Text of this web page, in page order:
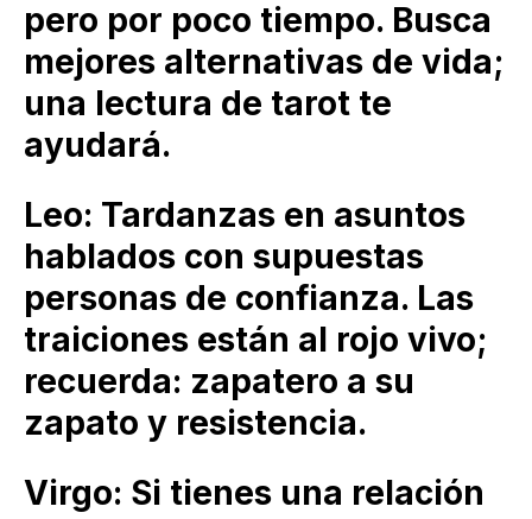
pero por poco tiempo. Busca
mejores alternativas de vida;
una lectura de tarot te
ayudará.
Leo: Tardanzas en asuntos
hablados con supuestas
personas de confianza. Las
traiciones están al rojo vivo;
recuerda: zapatero a su
zapato y resistencia.
Virgo: Si tienes una relación